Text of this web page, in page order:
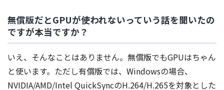
無償版だとGPUが使われないっていう話を聞いたの
ですが本当ですか？
いえ、そんなことはありません。無償版でもGPUはちゃん
と使います。ただし有償版では、Windowsの場合、
NVIDIA/AMD/Intel QuickSyncのH.264/H.265を対象とした